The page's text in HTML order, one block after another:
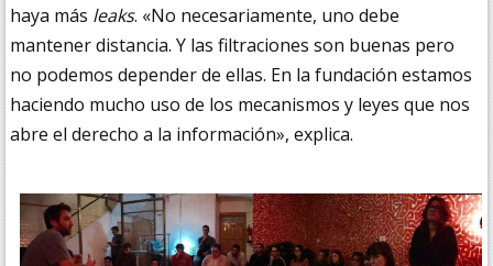
haya más leaks. «No necesariamente, uno debe
mantener distancia. Y las filtraciones son buenas pero
no podemos depender de ellas. En la fundación estamos
haciendo mucho uso de los mecanismos y leyes que nos
abre el derecho a la información», explica.